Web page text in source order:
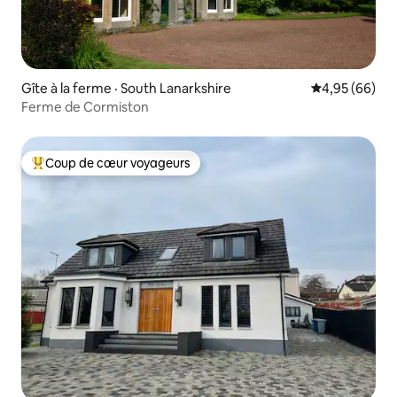
Gîte à la ferme · South Lanarkshire Note
4,95 (66)
Ferme de Cormiston
Coup de cœur voyageurs parmi les plus aimés
Coup de cœur voyageurs